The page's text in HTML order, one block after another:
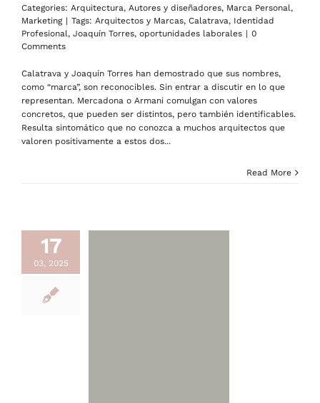
Categories: Arquitectura, Autores y diseñadores, Marca Personal,
Marketing | Tags: Arquitectos y Marcas, Calatrava, Identidad
Profesional, Joaquín Torres, oportunidades laborales | 0
Comments
Calatrava y Joaquín Torres han demostrado que sus nombres,
como “marca”, son reconocibles. Sin entrar a discutir en lo que
representan. Mercadona o Armani comulgan con valores
concretos, que pueden ser distintos, pero también identificables.
Resulta sintomático que no conozca a muchos arquitectos que
valoren positivamente a estos dos...
Read More
17
03, 2025